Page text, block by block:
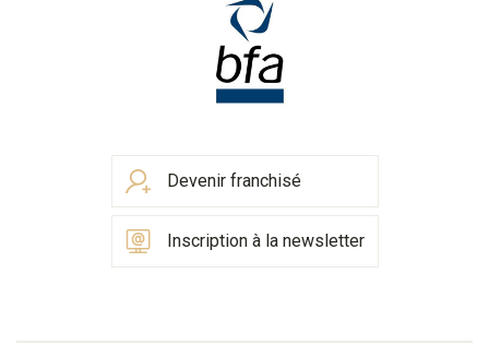
Devenir franchisé
Inscription à la newsletter